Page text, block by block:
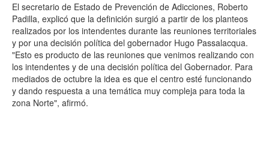
El secretario de Estado de Prevención de Adicciones, Roberto
Padilla, explicó que la definición surgió a partir de los planteos
realizados por los intendentes durante las reuniones territoriales
y por una decisión política del gobernador Hugo Passalacqua.
"Esto es producto de las reuniones que venimos realizando con
los intendentes y de una decisión política del Gobernador. Para
mediados de octubre la idea es que el centro esté funcionando
y dando respuesta a una temática muy compleja para toda la
zona Norte", afirmó.